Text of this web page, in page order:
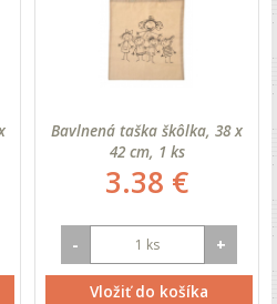
Bavlnená taška škôlka, 38 x
42 cm, 1 ks
3.38 €
- +
Vložiť do košíka